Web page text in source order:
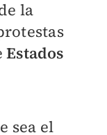
la
Estados
sea el